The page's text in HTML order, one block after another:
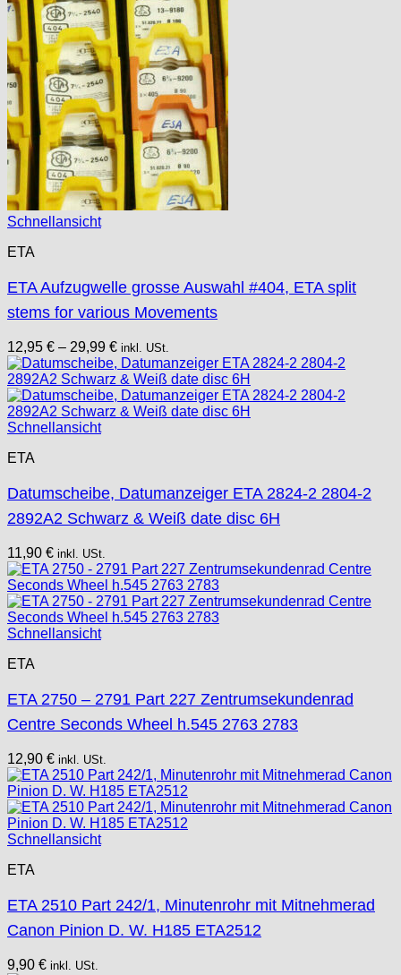
Schnellansicht
ETA
ETA Aufzugwelle grosse Auswahl #404, ETA split
stems for various Movements
12,95 € – 29,99 € inkl. USt.
Schnellansicht
ETA
Datumscheibe, Datumanzeiger ETA 2824-2 2804-2
2892A2 Schwarz & Weiß date disc 6H
11,90 € inkl. USt.
Schnellansicht
ETA
ETA 2750 – 2791 Part 227 Zentrumsekundenrad
Centre Seconds Wheel h.545 2763 2783
12,90 € inkl. USt.
Schnellansicht
ETA
ETA 2510 Part 242/1, Minutenrohr mit Mitnehmerad
Canon Pinion D. W. H185 ETA2512
9,90 € inkl. USt.